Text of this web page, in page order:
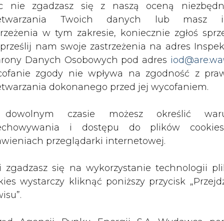
nie zgadzasz się z naszą oceną
Twoich danych lub masz
w tym zakresie, koniecznie zgłoś
prześlij nam swoje zastrzeżenia na adres
Danych Osobowych pod adres
zgody nie wpływa na zgodność z
dokonanego przed jej wycofaniem.
czasie możesz określić
i dostępu do plików
przeglądarki internetowej.
zgadzasz się na wykorzystanie technologii
wystarczy kliknąć poniższy przycisk
funkcji przewodniczącego rady
gestu w kierunku Vivendi, podobnie jak
miesięcy żądali Francuzi. Wielu ekspertów
kryli się Francuzi. Ich zdaniem, o dymisji
do polityki prowadzonej przez
spółki zebrała się ponownie dla
kondycji finansowej Elektrimu, m.in.
ryzykiem wykupu obligacji zamiennych.
inteligencji. Wydawca portalu CIRE zgadza się na
publikacji do szkoleń treningowych LLM.